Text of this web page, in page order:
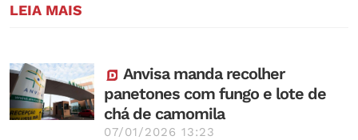
LEIA MAIS
Anvisa manda recolher
panetones com fungo e lote de
chá de camomila
07/01/2026 13:23